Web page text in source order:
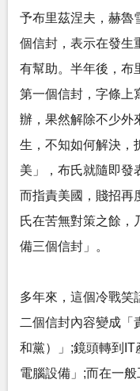
予布里茲涅夫，赫魯
個信封，表示在發生
有幫助。半年後，布
第一個信封，字條上
辦，果然解除不少外
生，不知如何解決，
美」，布氏就隨即發
而指責美國，賤招再
氏在苦無對策之餘，
備三個信封」。
多年來，這個冷戰笑
二個信封內容變成「
和黨）」;鏡頭轉到
電腦設備」;而在一